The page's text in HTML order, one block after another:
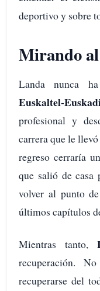
deportivo y sobre
Mirando
Landa nunca
Euskaltel-
profesional y
carrera que le
regreso cerraría
que salió de casa
volver al punto
últimos capítulos
Mientras tanto,
recuperación.
recuperarse del